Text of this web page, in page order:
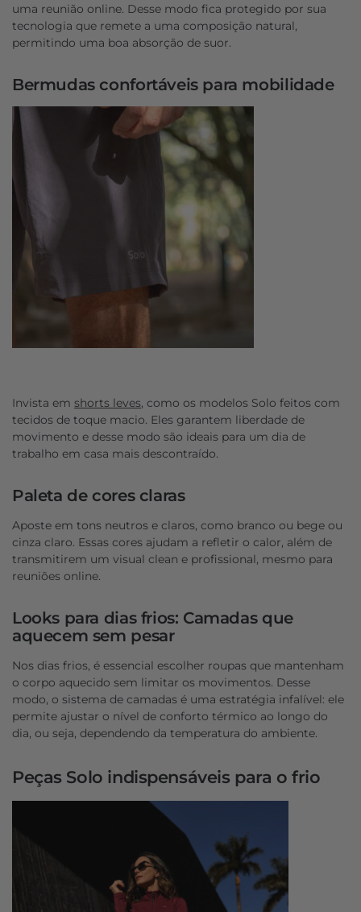
uma reunião online. Desse modo fica protegido por sua
tecnologia que remete a uma composição natural,
permitindo uma boa absorção de suor.
Bermudas confortáveis para mobilidade
Invista emshorts leves, como os modelos Solo feitos com
tecidos de toque macio. Eles garantem liberdade de
movimento e desse modo são ideais para um dia de
trabalho em casa mais descontraído.
Paleta de cores claras
Aposte em tons neutros e claros, como branco ou bege ou
cinza claro. Essas cores ajudam a refletir o calor, além de
transmitirem um visual clean e profissional, mesmo para
reuniões online.
Looks para dias frios: Camadas que
aquecem sem pesar
Nos dias frios, é essencial escolher roupas que mantenham
o corpo aquecido sem limitar os movimentos. Desse
modo, o sistema de camadas é uma estratégia infalível: ele
permite ajustar o nível de conforto térmico ao longo do
dia, ou seja, dependendo da temperatura do ambiente.
Peças Solo indispensáveis para o frio